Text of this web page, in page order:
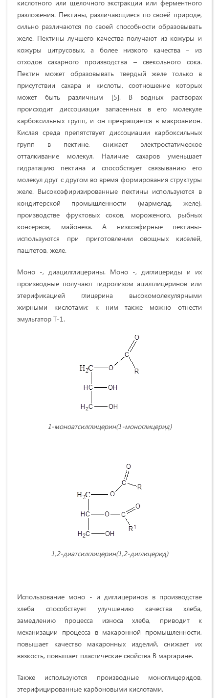
кислотного или щелочного экстракции или ферментного
разложения. Пектины, различающиеся по своей природе,
сильно различаются по своей способности образовывать
желе. Пектины лучшего качества получают из кожуры и
кожуры цитрусовых, а более низкого качества – из
отходов сахарного производства – свекольного сока.
Пектин может образовывать твердый желе только в
присутствии сахара и кислоты, соотношение которых
может быть различным [5]. В водных растворах
происходит диссоциация запасенных в его молекуле
карбоксильных групп, и он превращается в макроанион.
Кислая среда препятствует диссоциации карбоксильных
групп в пектине, снижает электростатическое
отталкивание молекул. Наличие сахаров уменьшает
гидратацию пектина и способствует связыванию его
молекул друг с другом во время формирования структуры
желе. Высокоэфиризированные пектины используются в
кондитерской промышленности (мармелад, желе),
производстве фруктовых соков, мороженого, рыбных
консервов, майонеза. А низкоэфирные пектины-
используются при приготовлении овощных киселей,
паштетов, желе.
Моно -, диацилглицерины. Моно -, диглицериды и их
производные получают гидролизом ацилглицеринов или
этерификацией глицерина высокомолекулярными
жирными кислотами; к ним также можно отнести
эмульгатор Т-1.
1-моноатсилглицерин(1-моноглицерид)
1,2-диатсилглицерин(1,2-диглицерид)
Использование моно - и диглицеринов в производстве
хлеба способствует улучшению качества хлеба,
замедлению процесса износа хлеба, приводит к
механизации процесса в макаронной промышленности,
повышает качество макаронных изделий, снижает их
вязкость, повышает пластические свойства В маргарине.
Также используются производные моноглицеридов,
этерифицированные карбоновыми кислотами.